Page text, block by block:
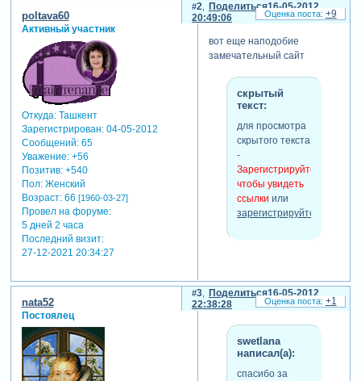
Поделиться
2
16-05-2012
20:49:06
poltava60
Активный участник
Откуда:Ташкент
Зарегистрирован: 04-05-2012
Сообщений:65
Уважение: +56
Позитив: +540
Пол:Женский
Возраст:66 [1960-03-27]
Провел на форуме:
5 дней 2 часа
Последний визит:
27-12-2021 20:34:27
вот еще наподобие
замечательный сайт
скрытый
текст:
для просмотра
скрытого текста
-
Зарегистрируйтесь,
чтобы увидеть
ссылки или
зарегистрируйтесь
+9
Поделиться
3
16-05-2012
22:38:28
nata52
Постоялец
swetlana
написал(а):
спасибо за
+1